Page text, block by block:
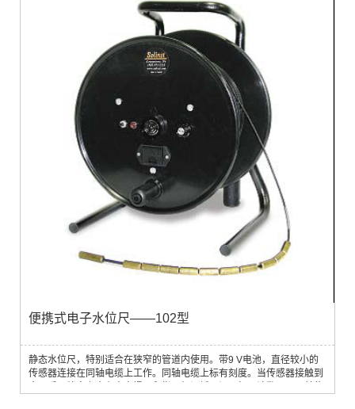
便携式电子水位尺——102型
静态水位尺，特别适合在狭窄的管道内使用。带9 V电池，直径较小的
传感器连接在同轴电缆上工作。同轴电缆上标有刻度。当传感器接触到